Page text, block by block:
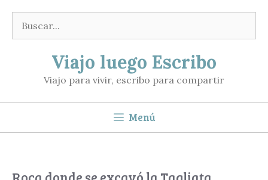
contenido
Buscar:
Viajo luego Escribo
Viajo para vivir, escribo para compartir
Menú